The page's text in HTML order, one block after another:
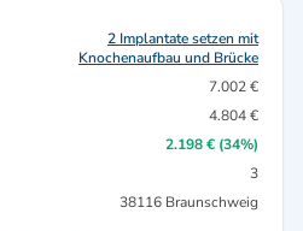
2 Implantate setzen mit
Knochenaufbau und Brücke
7.002 €
4.804 €
2.198 € (34%)
3
38116 Braunschweig